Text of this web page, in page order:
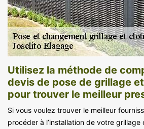
Utilisez la méthode de
devis de pose de grillage
pour trouver le meilleur
Si vous voulez trouver le meilleur
procéder à l’installation de votre